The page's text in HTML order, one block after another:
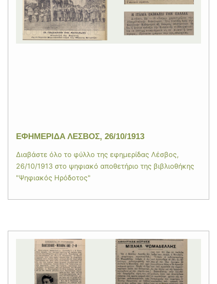
ΕΦΗΜΕΡΙΔΑ ΛΕΣΒΟΣ, 26/10/1913
Διαβάστε όλο το φύλλο της εφημερίδας Λέσβος,
26/10/1913 στο ψηφιακό αποθετήριο της βιβλιοθήκης
"Ψηφιακός Ηρόδοτος"